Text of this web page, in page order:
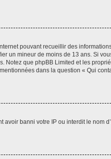
pouvant recueillir des
un mineur de moins de 13 ans. Si
que phpBB Limited et les
dans la question « Qui
banni votre IP ou interdit le nom